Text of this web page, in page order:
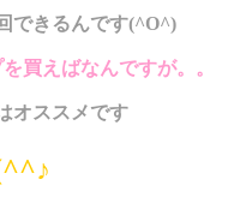
できるんです(^O^)
買えばなんですが。。
オススメです